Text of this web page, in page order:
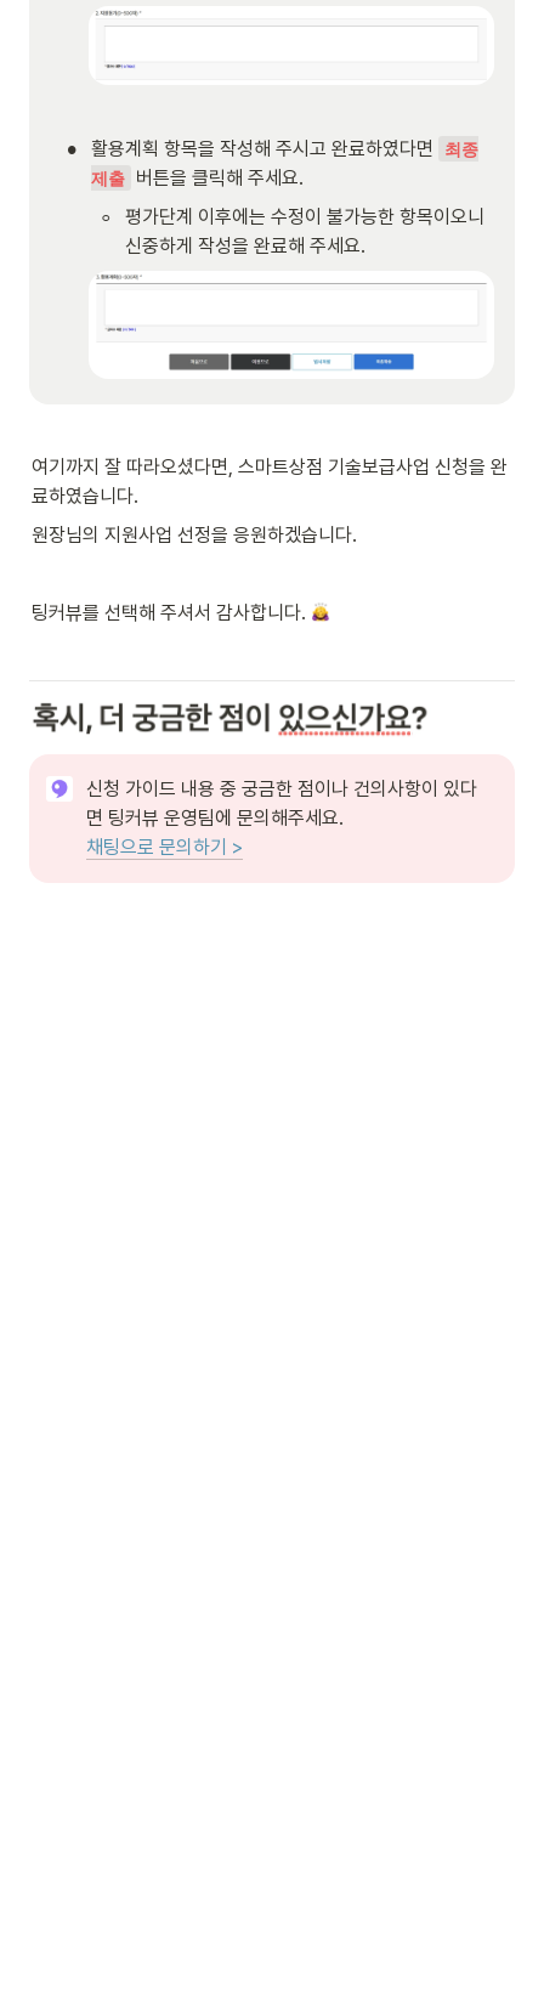
• 활용계획 항목을 작성해 주시고 완료하였다면
최종
제출
버튼을 클릭해 주세요.
◦
평가단계 이후에는 수정이 불가능한 항목이오니
신중하게 작성을 완료해 주세요.
여기까지 잘 따라오셨다면, 스마트상점 기술보급사업 신청을 완
료하였습니다.
원장님의 지원사업 선정을 응원하겠습니다.
팅커뷰를 선택해 주셔서 감사합니다.
신청 가이드 내용 중 궁금한 점이나 건의사항이 있다
채팅으로 문의하기 >